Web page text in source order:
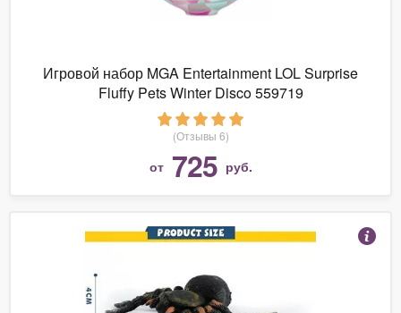
Игровой набор MGA Entertainment LOL Surprise
Fluffy Pets Winter Disco 559719
(Отзывы 6)
от 725 руб.